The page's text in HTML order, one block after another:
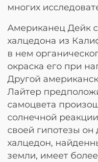
многих
Американец Дейк
халцедона из
в нем
окраска его при
Другой
Лайтер
самоцвета
солнечной
своей гипотезы он
халцедон,
земли, имеет